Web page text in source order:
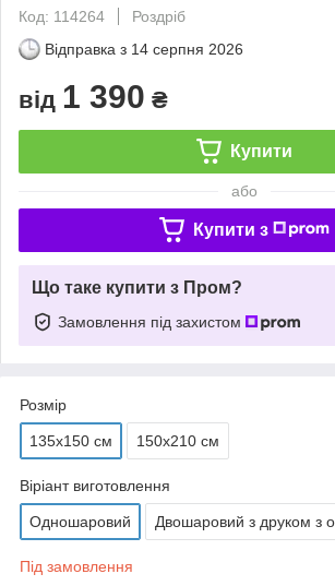
Код: 114264
Роздріб
Відправка з 14 серпня 2026
від 1 390 ₴
Купити
або
Купити з
Що таке купити з Пром?
Замовлення під захистом
Розмір
135х150 см 150х210 см
Віріант виготовлення
Одношаровий Двошаровий з друком з
Під замовлення